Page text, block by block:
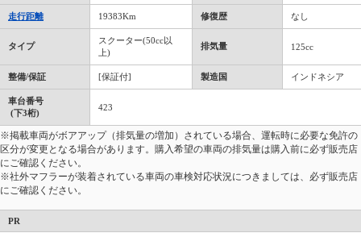
走行距離 19383Km 修復歴 なし
タイプ
スクーター(50cc以
上)
排気量 125cc
整備/保証 [保証付] 製造国 インドネシア
車台番号
(下3桁)
423
※掲載車両がボアアップ（排気量の増加）されている場合、運転時に必要な免許の
区分が変更となる場合があります。購入希望の車両の排気量は購入前に必ず販売店
にご確認ください。
※社外マフラーが装着されている車両の車検対応状況につきましては、必ず販売店
にご確認ください。
PR